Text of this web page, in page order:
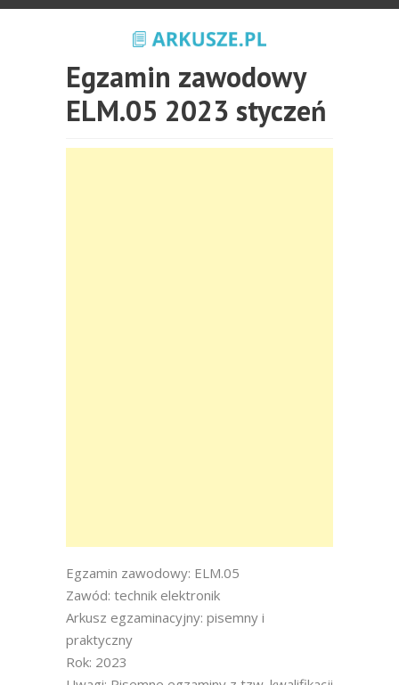
Egzamin zawodowy
ELM.05 2023 styczeń
Egzamin zawodowy: ELM.05
Zawód: technik elektronik
Arkusz egzaminacyjny: pisemny i
praktyczny
Rok: 2023